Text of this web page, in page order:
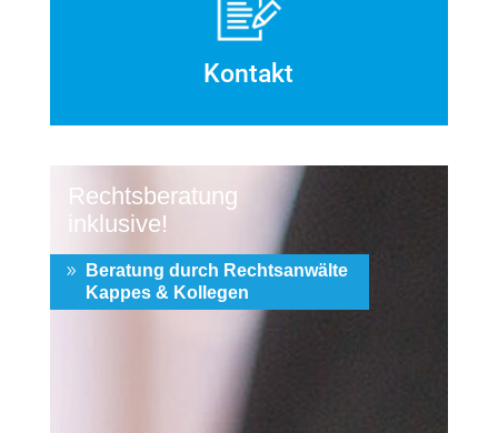
Kontakt
Rechtsberatung
inklusive!
Beratung durch Rechtsanwälte
Kappes & Kollegen